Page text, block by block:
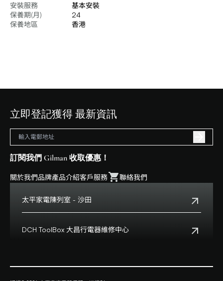
安裝服務
基本安裝
保養期(月)
24
保養地區
香港
立即登記獲得 最新資訊
訂閱我們 Gilman 收取優惠！
關於我們品牌產品介紹客戶服務 聯絡我們
太平家電陳列室 - 沙田
地址:
沙田鄉事會路138號HomeSquare 357-358舖
DCH ToolBox 大昌行電器維修中心